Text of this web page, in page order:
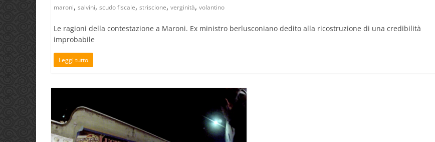
maroni, salvini, scudo fiscale, striscione, verginità, volantino
Le ragioni della contestazione a Maroni. Ex ministro berlusconiano dedito alla ricostruzione di una credibilità
improbabile
Leggi tutto